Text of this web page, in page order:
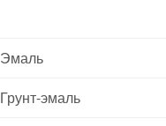
Эмаль
Грунт-эмаль